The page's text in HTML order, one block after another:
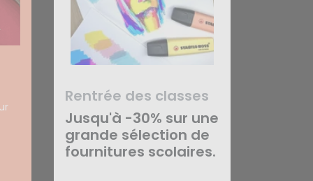
Rentrée des classes
Jusqu'à -30% sur une
grande sélection de
fournitures scolaires.